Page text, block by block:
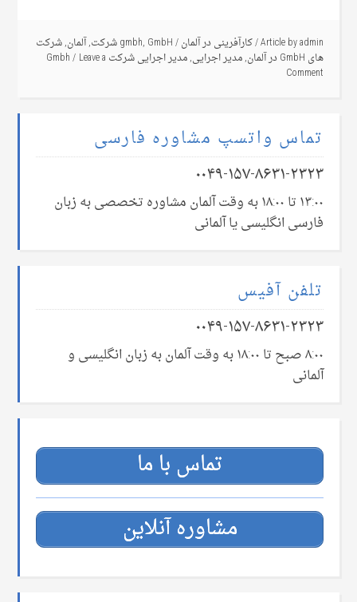
Article byadmin
/کارآفرینی در آلمان/
gmbh, GmbH شرکت ,آلمان,شرکت
های GmbH در آلمان
,مدیر اجرایی,مدیر اجرایی شرکت Gmbh Leave a
Comment
تماس واتسپ مشاوره فارسی
۰۰۴۹-۱۵۷-۸۶۳۱-۲۳۲۳
۱۳:۰۰ تا ۱۸:۰۰ به وقت آلمان مشاوره تخصصی به زبان
فارسی انگلیسی یا آلمانی
تلفن آفیس
۰۰۴۹-۱۵۷-۸۶۳۱-۲۳۲۳
۸:۰۰ صبح تا ۱۸:۰۰ به وقت آلمان به زبان انگلیسی و
آلمانی
تماس با ما
مشاوره آنلاین